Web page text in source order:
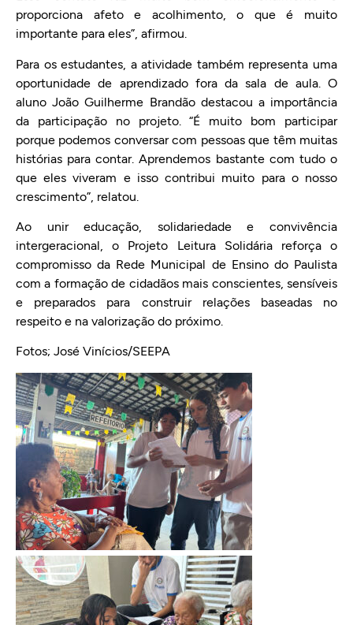
proporciona afeto e acolhimento, o que é muito
importante para eles”, afirmou.
Para os estudantes, a atividade também representa uma
oportunidade de aprendizado fora da sala de aula. O
aluno João Guilherme Brandão destacou a importância
da participação no projeto. “É muito bom participar
porque podemos conversar com pessoas que têm muitas
histórias para contar. Aprendemos bastante com tudo o
que eles viveram e isso contribui muito para o nosso
crescimento”, relatou.
Ao unir educação, solidariedade e convivência
intergeracional, o Projeto Leitura Solidária reforça o
compromisso da Rede Municipal de Ensino do Paulista
com a formação de cidadãos mais conscientes, sensíveis
e preparados para construir relações baseadas no
respeito e na valorização do próximo.
Fotos; José Vinícios/SEEPA